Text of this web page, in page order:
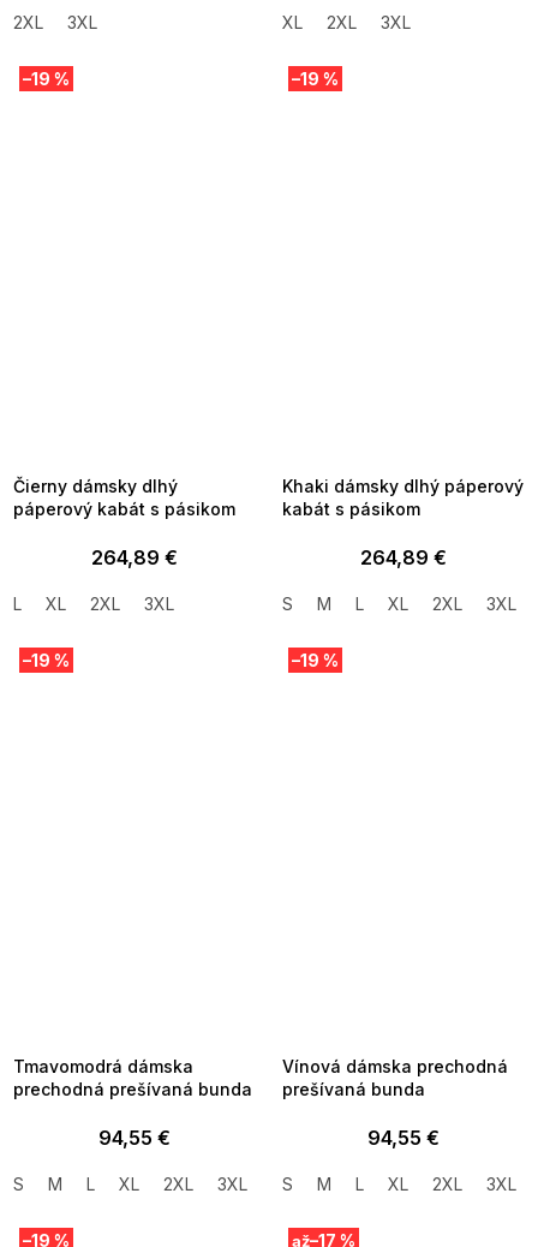
2XL 3XL XL 2XL 3XL
–19 %
Čierny dámsky dlhý
páperový kabát s pásikom
264,89 €
L XL 2XL 3XL
–19 %
Khaki dámsky dlhý páperový
kabát s pásikom
264,89 €
S M L XL 2XL 3XL
–19 %
Tmavomodrá dámska
prechodná prešívaná bunda
94,55 €
S M L XL 2XL 3XL
–19 %
Vínová dámska prechodná
prešívaná bunda
94,55 €
S M L XL 2XL 3XL
–19 % až–17 %